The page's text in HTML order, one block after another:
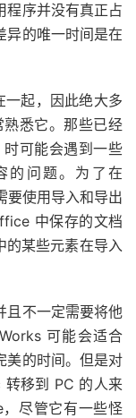
程序并没有真正占
异的唯一时间是在
起，因此绝大多
悉它。那些已经
可能会遇到一些
的问题。为了在
使用导入和导出
中保存的文档
的某些元素在导入
且不一定需要将他
可能会适合
美的时间。但是对
移到 PC 的人来
尽管它有一些怪